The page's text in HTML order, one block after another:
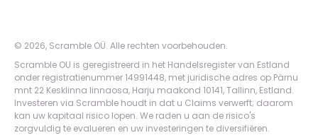
© 2026, Scramble OÜ. Alle rechten voorbehouden.
Scramble OU is geregistreerd in het Handelsregister van Estland
onder registratienummer 14991448, met juridische adres op Pärnu
mnt 22 Kesklinna linnaosa, Harju maakond 10141, Tallinn, Estland.
Investeren via Scramble houdt in dat u Claims verwerft; daarom
kan uw kapitaal risico lopen. We raden u aan de risico's
zorgvuldig te evalueren en uw investeringen te diversifiëren.